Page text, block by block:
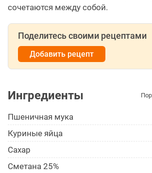
сочетаются между собой.
Поделитесь своими рецептами
Добавить рецепт
Ингредиенты
Пшеничная мука
Куриные яйца
Сахар
Сметана 25%